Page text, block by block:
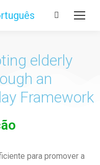
elderly
an
Framework
para promover a